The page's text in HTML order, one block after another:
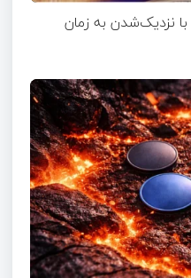
نزدیک‌شدن به زمان